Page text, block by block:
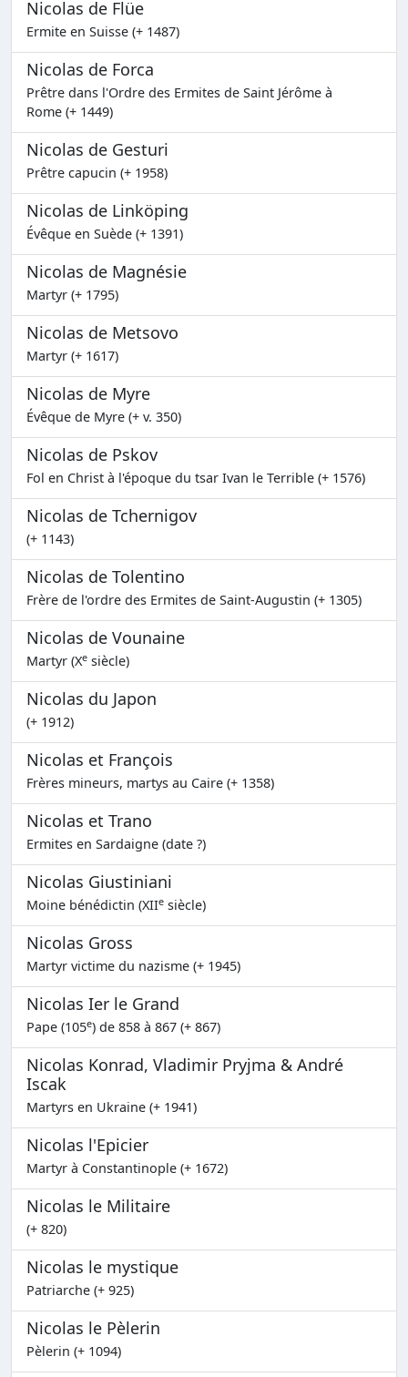
Nicolas de Flüe
Ermite en Suisse (+ 1487)
Nicolas de Forca
Prêtre dans l'Ordre des Ermites de Saint Jérôme à
Rome (+ 1449)
Nicolas de Gesturi
Prêtre capucin (+ 1958)
Nicolas de Linköping
Évêque en Suède (+ 1391)
Nicolas de Magnésie
Martyr (+ 1795)
Nicolas de Metsovo
Martyr (+ 1617)
Nicolas de Myre
Évêque de Myre (+ v. 350)
Nicolas de Pskov
Fol en Christ à l'époque du tsar Ivan le Terrible (+ 1576)
Nicolas de Tchernigov
(+ 1143)
Nicolas de Tolentino
Frère de l'ordre des Ermites de Saint-Augustin (+ 1305)
Nicolas de Vounaine
Martyr (Xe siècle)
Nicolas du Japon
(+ 1912)
Nicolas et François
Frères mineurs, martys au Caire (+ 1358)
Nicolas et Trano
Ermites en Sardaigne (date ?)
Nicolas Giustiniani
Moine bénédictin (XIIe siècle)
Nicolas Gross
Martyr victime du nazisme (+ 1945)
Nicolas Ier le Grand
Pape (105e) de 858 à 867 (+ 867)
Nicolas Konrad, Vladimir Pryjma & André
Iscak
Martyrs en Ukraine (+ 1941)
Nicolas l'Epicier
Martyr à Constantinople (+ 1672)
Nicolas le Militaire
(+ 820)
Nicolas le mystique
Patriarche (+ 925)
Nicolas le Pèlerin
Pèlerin (+ 1094)